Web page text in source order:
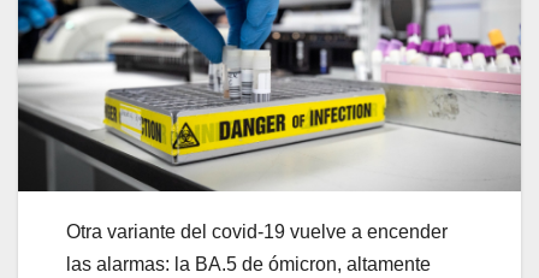
Otra variante del covid-19 vuelve a encender
las alarmas: la BA.5 de ómicron, altamente